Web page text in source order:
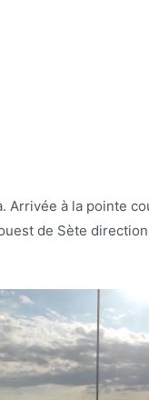
Arrivée à la pointe
de Sète